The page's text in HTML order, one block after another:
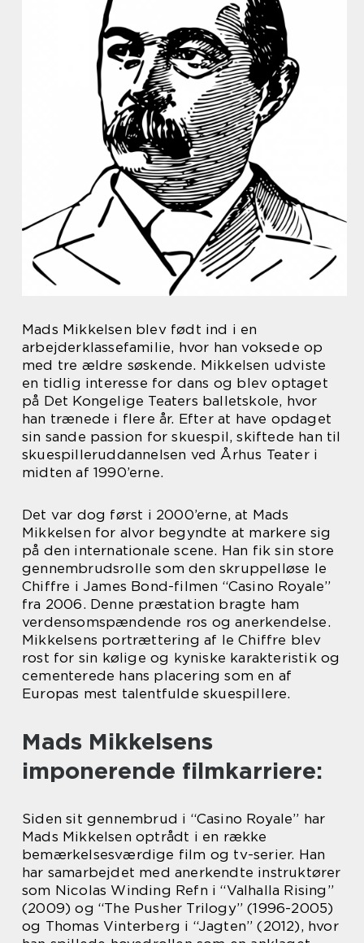
Mads Mikkelsen blev født ind i en
arbejderklassefamilie, hvor han voksede op
med tre ældre søskende. Mikkelsen udviste
en tidlig interesse for dans og blev optaget
på Det Kongelige Teaters balletskole, hvor
han trænede i flere år. Efter at have opdaget
sin sande passion for skuespil, skiftede han til
skuespilleruddannelsen ved Århus Teater i
midten af 1990’erne.
Det var dog først i 2000’erne, at Mads
Mikkelsen for alvor begyndte at markere sig
på den internationale scene. Han fik sin store
gennembrudsrolle som den skruppelløse le
Chiffre i James Bond-filmen “Casino Royale”
fra 2006. Denne præstation bragte ham
verdensomspændende ros og anerkendelse.
Mikkelsens portrættering af le Chiffre blev
rost for sin kølige og kyniske karakteristik og
cementerede hans placering som en af
Europas mest talentfulde skuespillere.
Mads Mikkelsens
imponerende filmkarriere:
Siden sit gennembrud i “Casino Royale” har
Mads Mikkelsen optrådt i en række
bemærkelsesværdige film og tv-serier. Han
har samarbejdet med anerkendte instruktører
som Nicolas Winding Refn i “Valhalla Rising”
(2009) og “The Pusher Trilogy” (1996-2005)
og Thomas Vinterberg i “Jagten” (2012), hvor